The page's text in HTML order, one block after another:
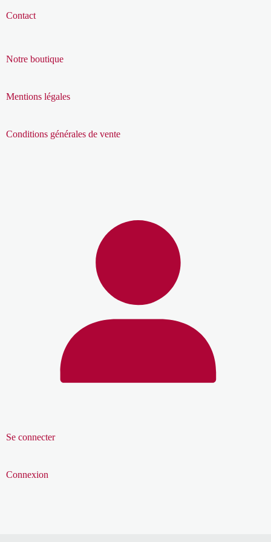
Contact
Notre boutique
Mentions légales
Conditions générales de vente
Se connecter
Connexion